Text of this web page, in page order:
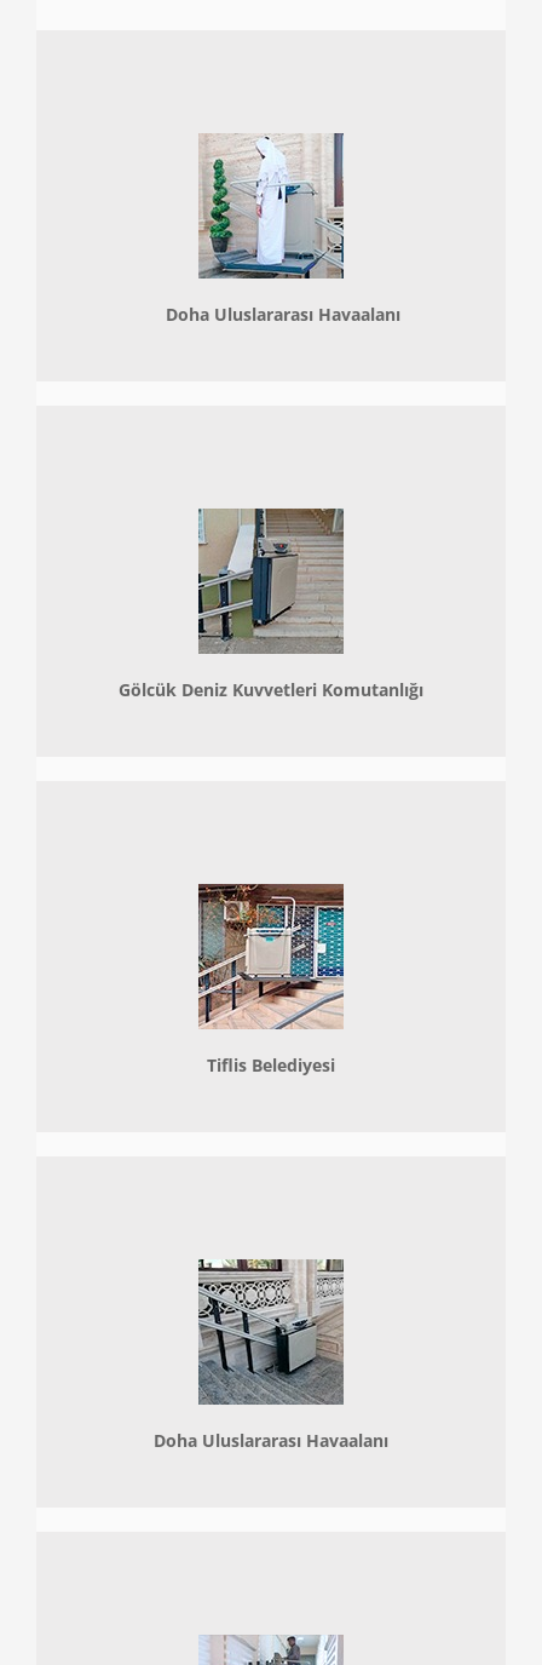
Doha Uluslararası Havaalanı
Gölcük Deniz Kuvvetleri Komutanlığı
Tiflis Belediyesi
Doha Uluslararası Havaalanı